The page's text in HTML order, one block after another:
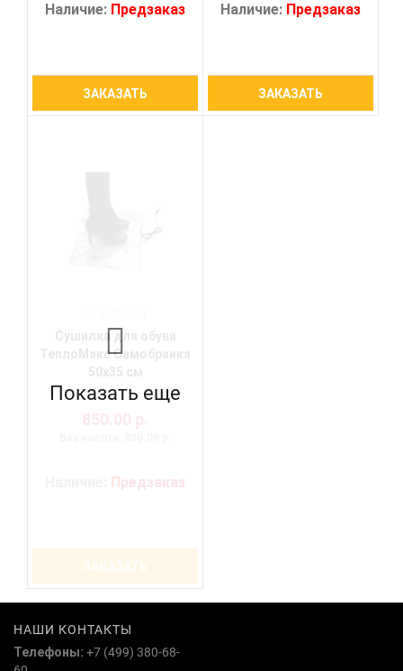
Наличие: Предзаказ
ЗАКАЗАТЬ
Наличие: Предзаказ
ЗАКАЗАТЬ
ТеплоМакс Самобранка
Предзаказ
Показать еще
НАШИ КОНТАКТЫ
Телефоны: +7 (499) 380-68-